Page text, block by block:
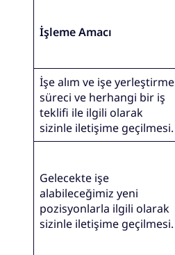
İşleme Amacı
İşe alım ve işe yerleştirme
süreci ve herhangi bir iş
teklifi ile ilgili olarak
sizinle iletişime geçilmesi.
Gelecekte işe
alabileceğimiz yeni
pozisyonlarla ilgili olarak
sizinle iletişime geçilmesi.